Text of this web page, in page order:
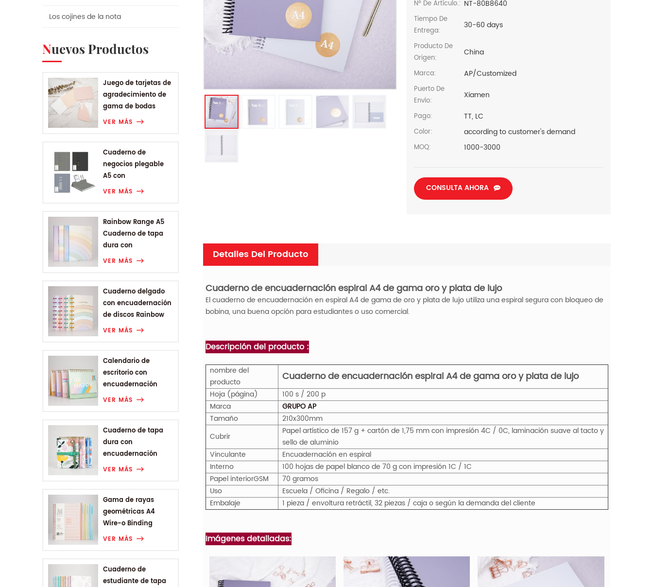
Los cojines de la nota
Nuevos Productos
Juego de tarjetas de
agradecimiento de
gama de bodas
VER MÁS
Cuaderno de
negocios plegable
A5 con
encuadernación
VER MÁS
Rainbow Range A5
Cuaderno de tapa
dura con
encuadernación
VER MÁS
Cuaderno delgado
con encuadernación
de discos Rainbow
Range
VER MÁS
Calendario de
escritorio con
encuadernación
Wire-o de la gama
VER MÁS
Cuaderno de tapa
dura con
encuadernación
Wire-o A6 de Plant
VER MÁS
Gama de rayas
geométricas A4
Wire-o Binding
College Notebook
VER MÁS
Cuaderno de
estudiante de tapa
Nº De Artículo.: NT-80B8640
Tiempo De
Entrega:
30-60 days
Producto De
Origen:
China
Marca: AP/Customized
Puerto De
Envío:
Xiamen
Pago: TT, LC
Color: according to customer's demand
MOQ: 1000-3000
CONSULTA AHORA
Detalles Del Producto
Cuaderno de encuadernación espiral A4 de gama oro y plata de lujo
El cuaderno de encuadernación en espiral A4 de gama de oro y plata de lujo utiliza una espiral segura con bloqueo de
bobina, una buena opción para estudiantes o uso comercial.
Descripción del producto :
nombre del
producto
Cuaderno de encuadernación espiral A4 de gama oro y plata de lujo
Hoja (página)
100 s / 200 p
Marca
GRUPO AP
Tamaño
210x300mm
Cubrir
Papel artístico de 157 g + cartón de 1,75 mm con impresión 4C / 0C, laminación suave al tacto y
sello de aluminio
Vinculante
Encuadernación en espiral
Interno
100 hojas de papel blanco de 70 g con impresión 1C / 1C
Papel interiorGSM
70 gramos
Uso
Escuela / Oficina / Regalo / etc.
Embalaje
1 pieza / envoltura retráctil, 32 piezas / caja o según la demanda del cliente
Imágenes detalladas: